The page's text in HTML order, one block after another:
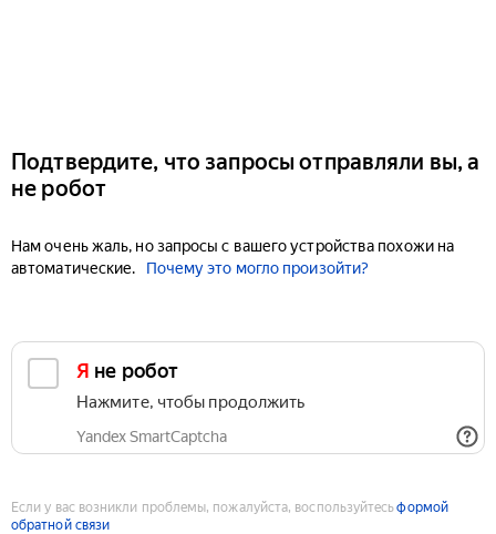
Подтвердите, что запросы отправляли вы, а
не робот
Нам очень жаль, но запросы с вашего устройства похожи на
автоматические.
Почему это могло произойти?
Я не робот
Нажмите, чтобы продолжить
Yandex SmartCaptcha
Если у вас возникли проблемы, пожалуйста, воспользуйтесьформой
обратной связи